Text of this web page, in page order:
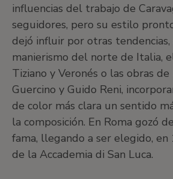
influencias del trabajo de
seguidores, pero su estilo
dejó influir por otras
manierismo del norte de Italia,
Tiziano y Veronés o las obras de
Guercino y Guido Reni,
de color más clara un sentido
la composición. En Roma gozó
fama, llegando a ser elegido,
de la Accademia di San Luca.